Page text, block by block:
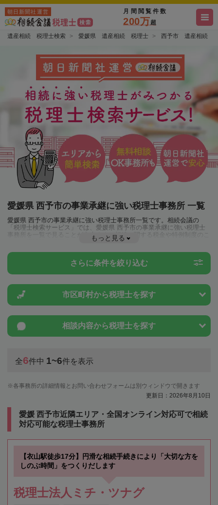
朝日新聞社運営 月間閲覧件数
200万超
遺産相続 税理士検索 愛媛県 遺産相続 税理士 西予市 遺産相続
愛媛県 西予市の事業承継に強い税理士事務所 一覧
愛媛県 西予市の事業承継に強い税理士事務所一覧です。相続会議の
「税理士検索サービス」では、愛媛県 西予市の事業承継に強い税理士
事務所を一覧で見ることが出来ます。相続に関する税金や特例制度のこ
とは一度近隣の税理士に相談してみましょう。
もっと見る
さらに条件を絞り込む
市区町村から税理士を探す
相談内容から税理士を探す
全6件中 1~6件を表示
各事務所の詳細情報とお問い合わせフォームは別ウィンドウで開きます
更新日：2026年8月10日
愛媛 西予市近隣エリア・全国オンライン対応可で相続
対応可能な税理士事務所
【衣山駅徒歩17分】円滑な相続手続きにより「大切な方を
しのぶ時間」をつくりだします
税理士法人ミチ・ツナグ